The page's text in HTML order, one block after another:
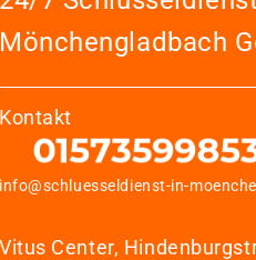
Mönchengladbach
Kontakt
info@schluesseldienst-in-
Vitus Center,